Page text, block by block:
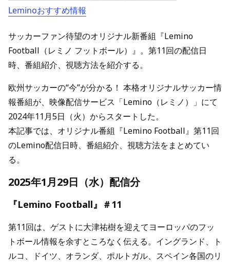
Leminoおすすめ情報
サッカーファン待望のオリジナル新番組『Lemino
Football（レミノ フットボール）』。第11回の配信日
時、番組紹介、視聴方法を紹介する。
欧州サッカーの“今”が分かる！ 本格オリジナルサッカー情
報番組が、映像配信サービス「Lemino（レミノ）」にて
2024年11月5日（火）からスタートした。
本記事では、オリジナル番組『Lemino Football』第11回
のLemino配信日時、番組紹介、視聴方法をまとめてい
る。
2025年1月29日（水）配信分
『Lemino Football』＃11
第11回は、ゲストに大津祐樹を迎えてヨーロッパのフッ
トボール情報を余すところなく伝える。イングランド、ト
ルコ、ドイツ、オランダ、ポルトガル、スペイン各国のリ